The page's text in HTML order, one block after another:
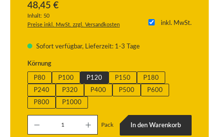
48,45 €
Inhalt: 50
inkl. MwSt.
Preise inkl. MwSt. zzgl. Versandkosten
Sofort verfügbar, Lieferzeit: 1-3 Tage
Körnungauswählen
P80 P100 P120 P150 P180
P240 P320 P400 P500 P600
P800 P1000
Produkt Anzahl: Gib den gewünschten Wert ein oder benutze die Schaltflächen um
Pack In den Warenkorb